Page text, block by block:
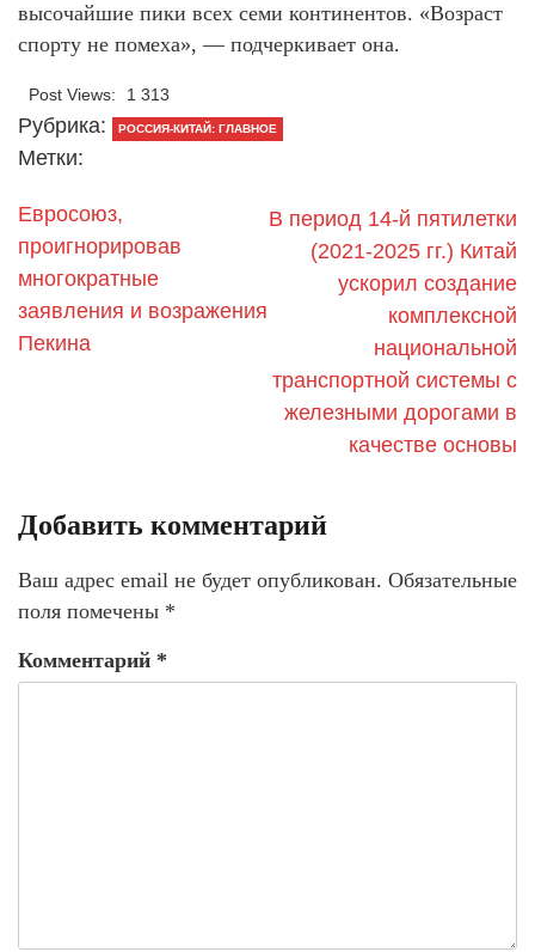
высочайшие пики всех семи континентов. «Возраст
спорту не помеха», — подчеркивает она.
Post Views: 1 313
Рубрика: РОССИЯ-КИТАЙ: ГЛАВНОЕ
Метки:
Евросоюз,
проигнорировав
многократные
заявления и возражения
Пекина
В период 14-й пятилетки
(2021-2025 гг.) Китай
ускорил создание
комплексной
национальной
транспортной системы с
железными дорогами в
качестве основы
Добавить комментарий
Ваш адрес email не будет опубликован. Обязательные
поля помечены *
Комментарий *